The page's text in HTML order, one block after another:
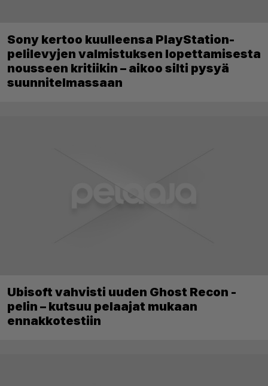
Sony kertoo kuulleensa PlayStation-
pelilevyjen valmistuksen lopettamisesta
nousseen kritiikin – aikoo silti pysyä
suunnitelmassaan
Ubisoft vahvisti uuden Ghost Recon -
pelin – kutsuu pelaajat mukaan
ennakkotestiin